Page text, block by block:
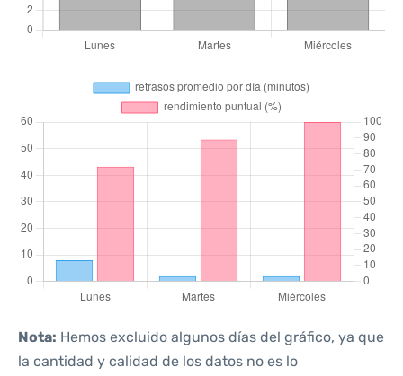
Nota: Hemos excluido algunos días del gráfico, ya que
la cantidad y calidad de los datos no es lo